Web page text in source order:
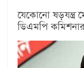
যেকোনো ষড়যন্ত্র
ডিএমপি